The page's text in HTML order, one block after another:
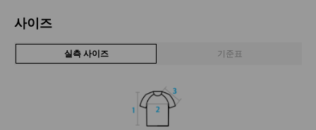
사이즈
실측 사이즈 기준표